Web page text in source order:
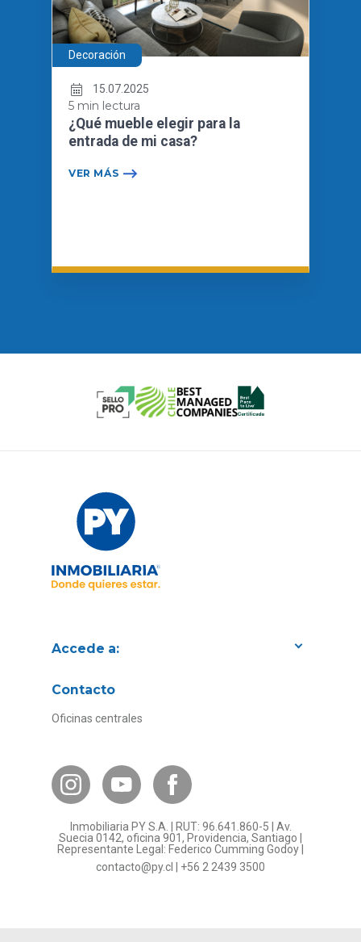
Decoración
15.07.2025
5 min lectura
¿Qué mueble elegir para la
entrada de mi casa?
VER MÁS
Accede a:
Bases Legales
¿Por qué invertir en PY?
Preguntas frecuentes
Formulario Referidos PY
Términos y Condiciones
Contacto
Oficinas centrales
Inmobiliaria PY S.A. | RUT: 96.641.860-5 | Av.
Suecia 0142, oficina 901, Providencia, Santiago |
Representante Legal: Federico Cumming Godoy |
contacto@py.cl
+56 2 2439 3500